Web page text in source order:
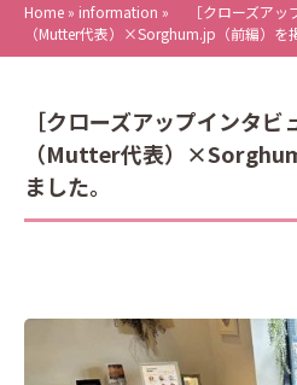
Home » information »
［クローズア
（Mutter代表）×Sorghum.jp（前編）を
［クローズアップインタ
（Mutter代表）
ました。